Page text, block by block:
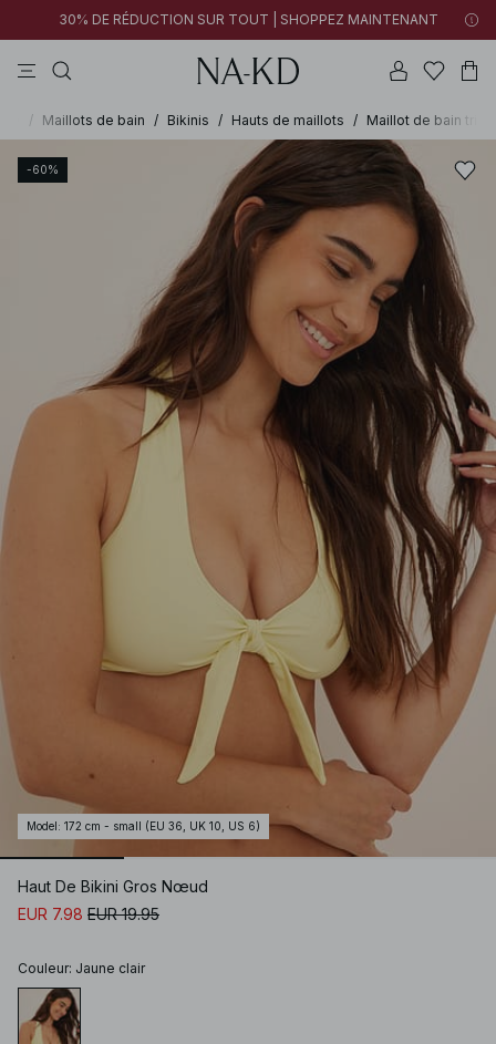
30% DE RÉDUCTION SUR TOUT | SHOPPEZ MAINTENANT
/ Maillots de bain / Bikinis / Hauts de maillots / Maillot de bain
-60%
Model : 172 cm - small (EU 36, UK 10, US 6)
Haut De Bikini Gros Nœud
EUR 7.98 EUR 19.95
Couleur: Jaune clair